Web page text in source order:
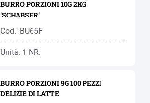
BURRO PORZIONI 10G 2KG
'SCHABSER'
Cod.: BU65F
Unità: 1 NR.
BURRO PORZIONI 9G 100 PEZZI
DELIZIE DI LATTE